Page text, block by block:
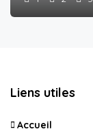
Liens utiles
Accueil